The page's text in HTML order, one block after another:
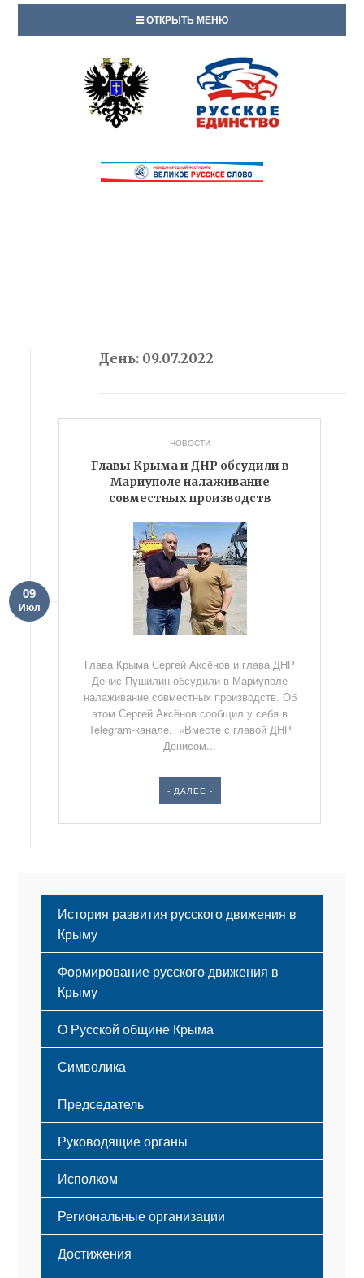
ОТКРЫТЬ МЕНЮ
День: 09.07.2022
НОВОСТИ
Главы Крыма и ДНР обсудили в
Мариуполе налаживание
совместных производств
09
Июл
Глава Крыма Сергей Аксёнов и глава ДНР
Денис Пушилин обсудили в Мариуполе
налаживание совместных производств. Об
этом Сергей Аксёнов сообщил у себя в
Telegram-канале. «Вместе с главой ДНР
Денисом...
- ДАЛЕЕ -
История развития русского движения в
Крыму
Формирование русского движения в
Крыму
Русский Крым
О Русской общине Крыма
Этапы становления
Принципы деятельности
Структура
Мероприятия
Символика
Флаг
Герб
Гимн
Председатель
Руководящие органы
Исполком
Региональные организации
Достижения